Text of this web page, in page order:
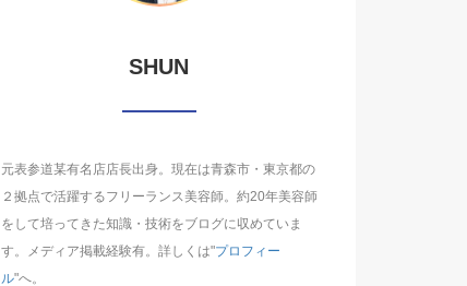
SHUN
元表参道某有名店店長出身。現在は青森市・東京都の
２拠点で活躍するフリーランス美容師。約20年美容師
をして培ってきた知識・技術をブログに収めていま
す。メディア掲載経験有。詳しくは"プロフィー
ル"へ。